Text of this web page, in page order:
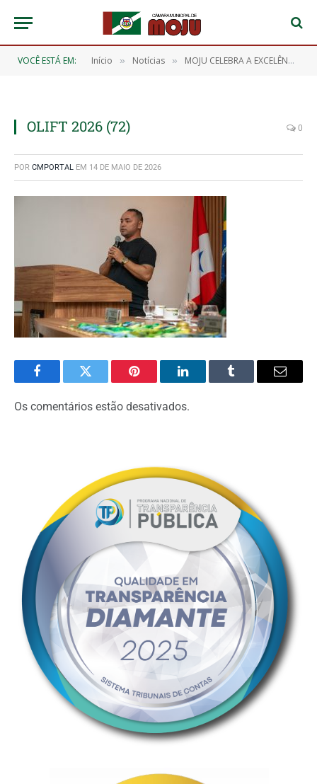
VOCÊ ESTÁ EM: Início » Notícias » MOJU CELEBRA A EXCELÊNCIA DOS NOSSOS ESTUDANTES! 🎖️📖
OLIFT 2026 (72) 0
POR CMPORTAL EM 14 DE MAIO DE 2026
FacebookTwitter Pinterest O
LinkedIn
Tumblr
E-
Os comentários estão desativados.